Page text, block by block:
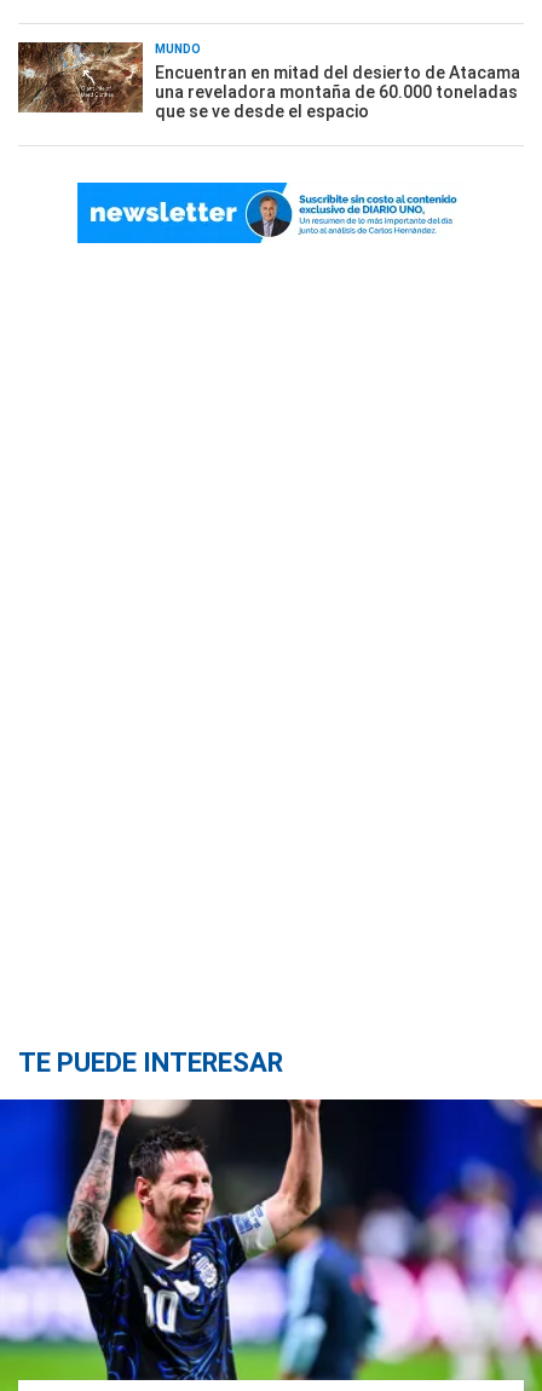
MUNDO
Encuentran en mitad del desierto de Atacama
una reveladora montaña de 60.000 toneladas
que se ve desde el espacio
TE PUEDE INTERESAR